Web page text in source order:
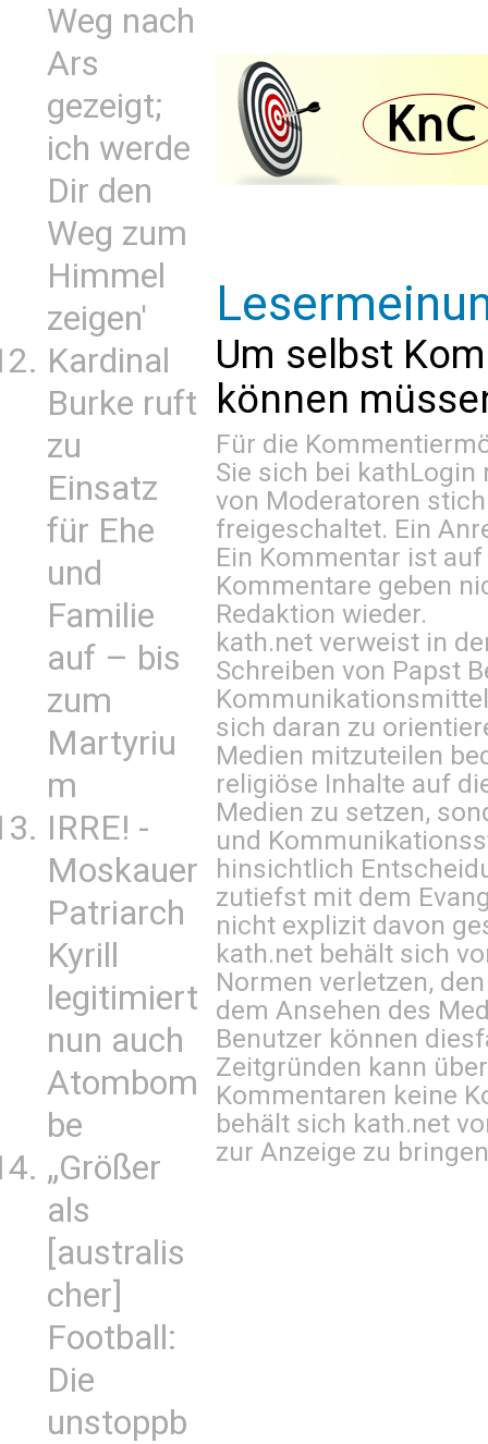
Weg nach
Ars
gezeigt;
ich werde
Dir den
Weg zum
Himmel
zeigen'
Kardinal
Burke ruft
zu
Einsatz
für Ehe
und
Familie
auf – bis
zum
Martyriu
m
IRRE! -
Moskauer
Patriarch
Kyrill
legitimiert
nun auch
Atombom
be
„Größer
als
[australis
cher]
Football:
Die
unstoppb
Um selbst
können
Für die
Sie sich bei kathLogin
von Moderatoren
freigeschaltet. Ein
Ein Kommentar ist
Kommentare geben
Redaktion wieder.
kath.net verweist in
Schreiben von Papst
sich daran zu
Medien mitzuteilen
religiöse Inhalte auf
Medien zu setzen,
und
hinsichtlich
zutiefst mit dem
nicht explizit davon
kath.net behält sich
Normen verletzen,
dem Ansehen des
Benutzer können
Zeitgründen kann
Kommentaren keine
behält sich kath.net
zur Anzeige zu